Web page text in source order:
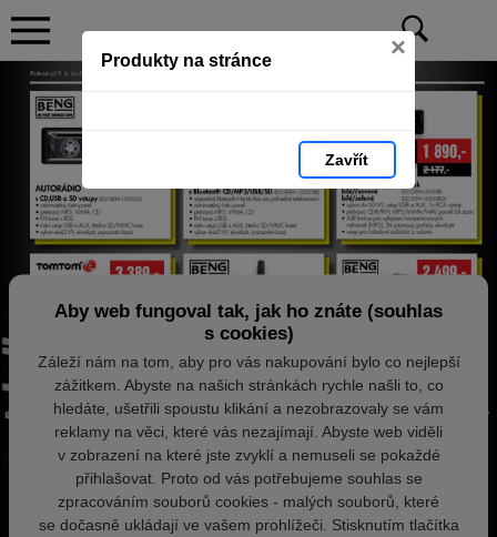
Produkty na stránce ×
Zavřít
Aby web fungoval tak, jak ho znáte (souhlas
s cookies)
Záleží nám na tom, aby pro vás nakupování bylo co nejlepší
zážitkem. Abyste na našich stránkách rychle našli to, co
hledáte, ušetřili spoustu klikání a nezobrazovaly se vám
reklamy na věci, které vás nezajímají. Abyste web viděli
v zobrazení na které jste zvyklí a nemuseli se pokaždé
přihlašovat. Proto od vás potřebujeme souhlas se
zpracováním souborů cookies - malých souborů, které
se dočasně ukládají ve vašem prohlížeči. Stisknutím tlačítka